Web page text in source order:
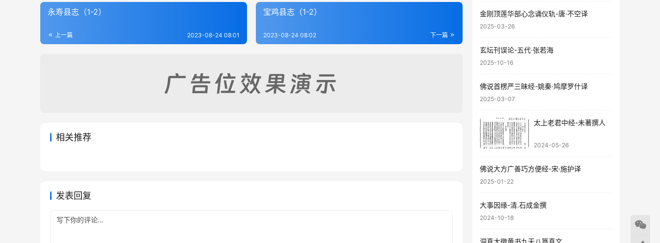
永寿县志（1-2）
上一篇 2023-08-24 08:01
宝鸡县志（1-2）
下一篇
2023-08-24 08:02
相关推荐
发表回复
金刚顶莲华部心念诵仪轨-唐·不空译
2025-03-26
玄坛刊误论-五代·张若海
2025-10-16
佛说首楞严三昧经-姚秦·鸠摩罗什译
2025-03-07
太上老君中经-未著撰人
2024-05-26
佛说大方广善巧方便经-宋·施护译
2025-01-22
大事因缘-清.石成金撰
2024-10-18
洞真太微黄书九天八箓真文